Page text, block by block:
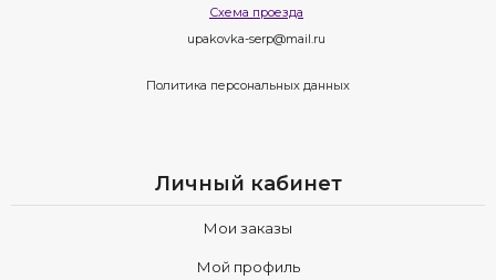
Схема проезда
upakovka-serp@mail.ru
Политика персональных данных
Личный кабинет
Мои заказы
Мой профиль